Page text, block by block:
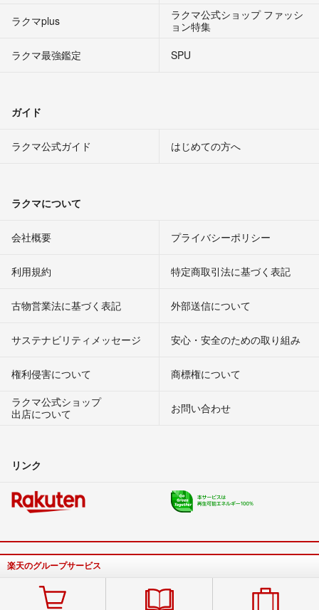
ラクマplus
ラクマ公式ショップ ファッシ
ョン特集
ラクマ最強鑑定
SPU
ガイド
ラクマ公式ガイド はじめての方へ
ラクマについて
会社概要 プライバシーポリシー
利用規約 特定商取引法に基づく表記
古物営業法に基づく表記 外部送信について
サステナビリティメッセージ 安心・安全のための取り組み
権利侵害について
商標権について
ラクマ公式ショップ
出店について
お問い合わせ
リンク
楽天のグループサービス